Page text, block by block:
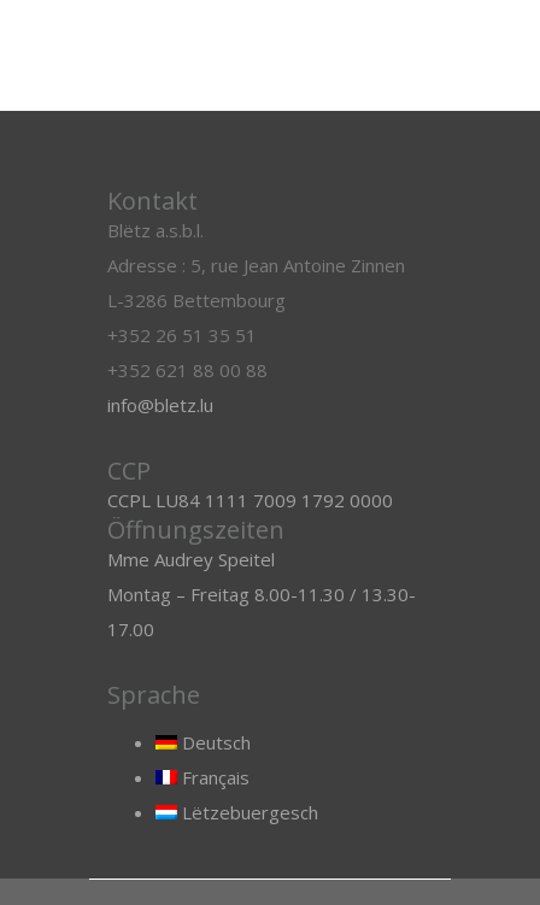
Kontakt
Blëtz a.s.b.l.
Adresse : 5, rue Jean Antoine Zinnen
L-3286 Bettembourg
+352 26 51 35 51
+352 621 88 00 88
info@bletz.lu
CCP
CCPL LU84 1111 7009 1792 0000
Öffnungszeiten
Mme Audrey Speitel
Montag – Freitag 8.00-11.30 / 13.30-
17.00
Sprache
Deutsch
Français
Lëtzebuergesch